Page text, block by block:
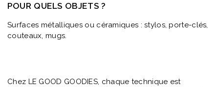
POUR QUELS OBJETS ?
Surfaces métalliques ou céramiques : stylos, porte-clés,
couteaux, mugs.
Chez LE GOOD GOODIES, chaque technique est